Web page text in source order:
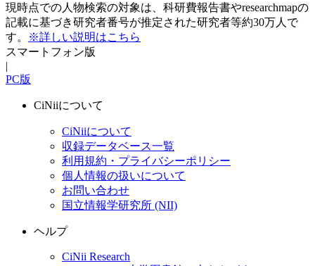
現時点での人物検索の対象は、科研費報告書やresearchmapの
記載に基づき研究者番号が推定された研究者等約30万人で
す。
※詳しい説明はこちら
スマートフォン版
|
PC版
CiNiiについて
CiNiiについて
収録データベース一覧
利用規約・プライバシーポリシー
個人情報の扱いについて
お問い合わせ
国立情報学研究所 (NII)
ヘルプ
CiNii Research